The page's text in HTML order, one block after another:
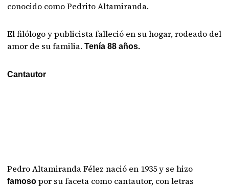
conocido como Pedrito Altamiranda.
El filólogo y publicista falleció en su hogar, rodeado del
amor de su familia.Tenía 88 años.
Cantautor
Pedro Altamiranda Félez nació en 1935 y se hizo
famosopor su faceta como cantautor, con letras